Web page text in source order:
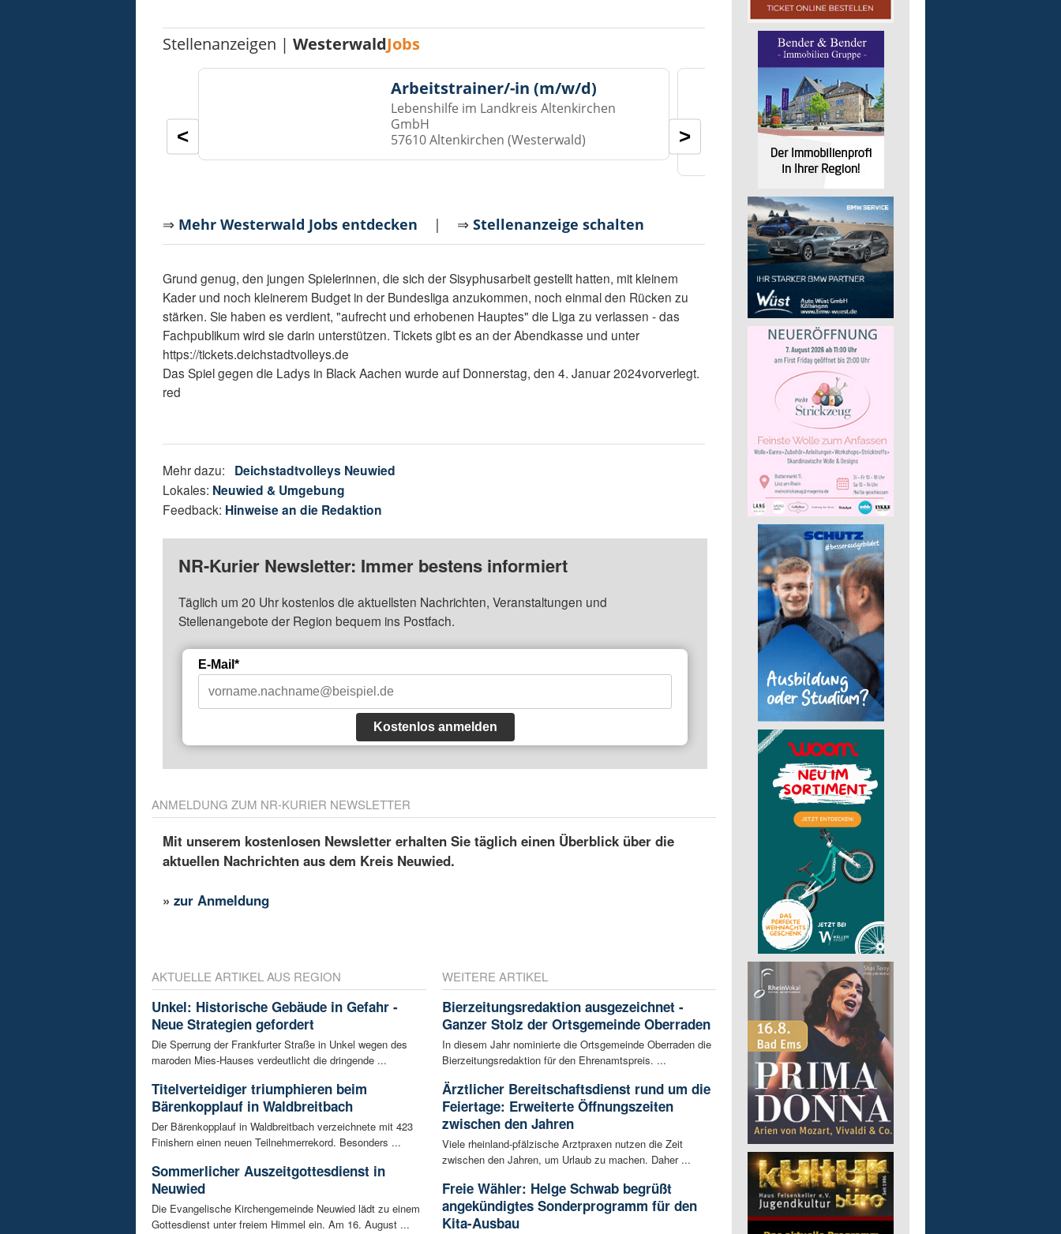
Stellenanzeigen |WesterwaldJobs
Arbeitstrainer/-in (m/w/d)
Lebenshilfe im Landkreis Altenkirchen
GmbH
57610 Altenkirchen (Westerwald)
Auslieferungsfahrer/-in
für Mittagessen
Lebenshilfe im Landkreis
GmbH
57537 Mittelhof
< >
⇒ Mehr Westerwald Jobs entdecken | ⇒Stellenanzeige schalten
Grund genug, den jungen Spielerinnen, die sich der Sisyphusarbeit gestellt hatten, mit kleinem
Kader und noch kleinerem Budget in der Bundesliga anzukommen, noch einmal den Rücken zu
stärken. Sie haben es verdient, "aufrecht und erhobenen Hauptes" die Liga zu verlassen - das
Fachpublikum wird sie darin unterstützen. Tickets gibt es an der Abendkasse und unter
https://tickets.deichstadtvolleys.de
Das Spiel gegen die Ladys in Black Aachen wurde auf Donnerstag, den 4. Januar 2024vorverlegt.
red
Mehr dazu: Deichstadtvolleys Neuwied
Lokales: Neuwied & Umgebung
Feedback: Hinweise an die Redaktion
NR-Kurier Newsletter: Immer bestens informiert
Täglich um 20 Uhr kostenlos die aktuellsten Nachrichten, Veranstaltungen und
Stellenangebote der Region bequem ins Postfach.
E-Mail*
Kostenlos anmelden
ANMELDUNG ZUM NR-KURIER NEWSLETTER
Mit unserem kostenlosen Newsletter erhalten Sie täglich einen Überblick über die
aktuellen Nachrichten aus dem Kreis Neuwied.
»zur Anmeldung
AKTUELLE ARTIKEL AUS REGION
Unkel: Historische Gebäude in Gefahr -
Neue Strategien gefordert
Die Sperrung der Frankfurter Straße in Unkel wegen des
maroden Mies-Hauses verdeutlicht die dringende ...
Titelverteidiger triumphieren beim
Bärenkopplauf in Waldbreitbach
Der Bärenkopplauf in Waldbreitbach verzeichnete mit 423
Finishern einen neuen Teilnehmerrekord. Besonders ...
Sommerlicher Auszeitgottesdienst in
Neuwied
Die Evangelische Kirchengemeinde Neuwied lädt zu einem
Gottesdienst unter freiem Himmel ein. Am 16. August ...
WEITERE ARTIKEL
Bierzeitungsredaktion ausgezeichnet -
Ganzer Stolz der Ortsgemeinde Oberraden
In diesem Jahr nominierte die Ortsgemeinde Oberraden die
Bierzeitungsredaktion für den Ehrenamtspreis. ...
Ärztlicher Bereitschaftsdienst rund um die
Feiertage: Erweiterte Öffnungszeiten
zwischen den Jahren
Viele rheinland-pfälzische Arztpraxen nutzen die Zeit
zwischen den Jahren, um Urlaub zu machen. Daher ...
Freie Wähler: Helge Schwab begrüßt
angekündigtes Sonderprogramm für den
Kita-Ausbau